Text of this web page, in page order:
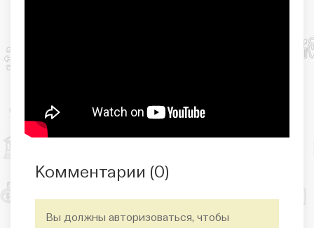
Комментарии (0)
Вы должны авторизоваться, чтобы